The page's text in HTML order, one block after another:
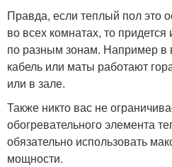
Правда, если теплый пол это
во всех комнатах, то придется
по разным зонам. Например в
кабель или маты работают
или в зале.
Также никто вас не
обогревательного элемента
обязательно использовать
мощности.